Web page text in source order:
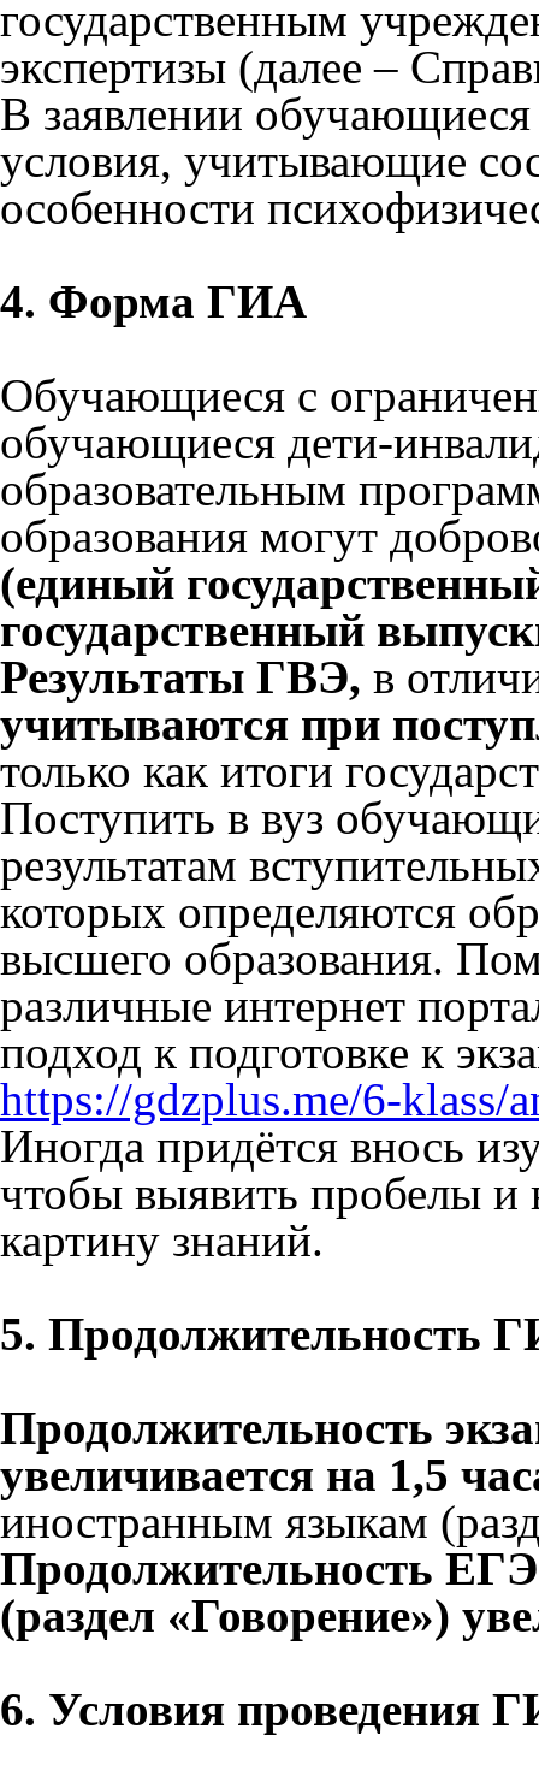
государственным
экспертизы (далее –
В заявлении
условия, учитывающие
особенности
4. Форма ГИА
Обучающиеся с
обучающиеся дети-
образовательным
образования могут
(единый
государственный
Результаты ГВЭ, в
учитываются при
только как итоги
Поступить в вуз
результатам
которых определяются
высшего образования.
различные интернет
подход к подготовке к
https://gdzplus.me/6-
Иногда придётся внось
чтобы выявить пробелы и
картину знаний.
5. Продолжительность
Продолжительность
увеличивается на 1,5
иностранным языкам
Продолжительность
(раздел «Говорение»)
6. Условия проведения